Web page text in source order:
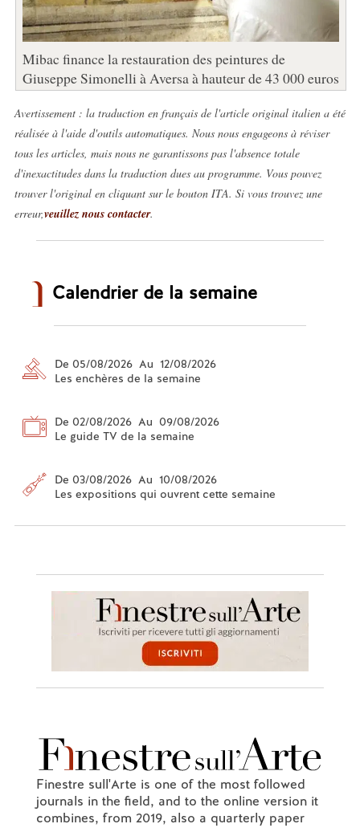
Mibac finance la restauration des peintures de
Giuseppe Simonelli à Aversa à hauteur de 43 000 euros
Avertissement : la traduction en français de l'article original italien a été
réalisée à l'aide d'outils automatiques. Nous nous engageons à réviser
tous les articles, mais nous ne garantissons pas l'absence totale
d'inexactitudes dans la traduction dues au programme. Vous pouvez
trouver l'original en cliquant sur le bouton ITA. Si vous trouvez une
erreur,veuillez nous contacter.
Calendrier de la semaine
De 05/08/2026 Au 12/08/2026
Les enchères de la semaine
De 02/08/2026 Au 09/08/2026
Le guide TV de la semaine
De 03/08/2026 Au 10/08/2026
Les expositions qui ouvrent cette semaine
Finestre sull'Arte is one of the most followed
journals in the field, and to the online version it
combines, from 2019, also a quarterly paper